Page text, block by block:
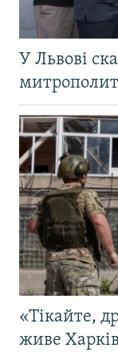
У Львові
«Тікайте,
живе